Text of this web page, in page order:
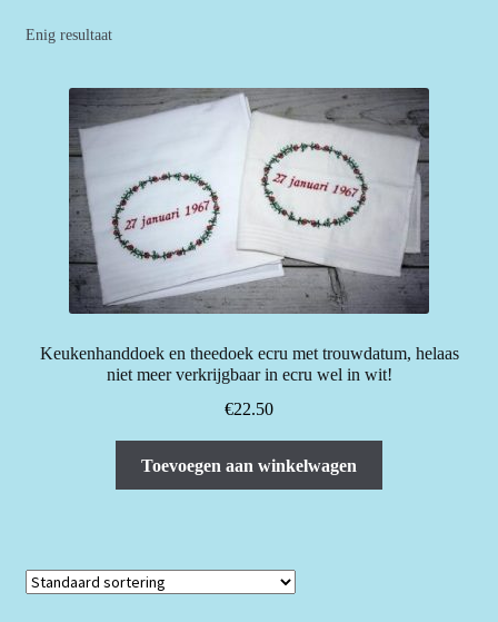
Enig resultaat
Keukenhanddoek en theedoek ecru met trouwdatum, helaas
niet meer verkrijgbaar in ecru wel in wit!
€22.50
Toevoegen aan winkelwagen